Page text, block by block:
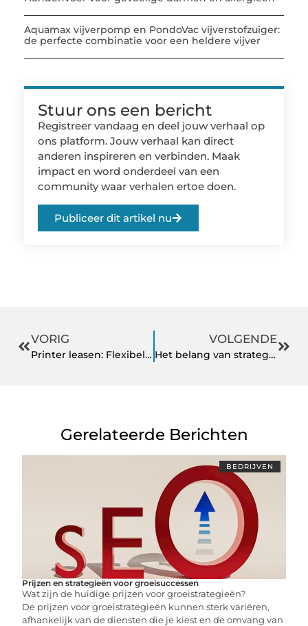
Aquamax vijverpomp en PondoVac vijverstofzuiger:
de perfecte combinatie voor een heldere vijver
Stuur ons een bericht
Registreer vandaag en deel jouw verhaal op
ons platform. Jouw verhaal kan direct
anderen inspireren en verbinden. Maak
impact en word onderdeel van een
community waar verhalen ertoe doen.
Publiceer dit artikel nu
VORIG
Printer leasen: Flexibele opties bij Wijverhurenprinters
VOLGENDE
Het belang van strategisch financieel beheer in moderne bedrijven
Gerelateerde Berichten
BEDRIJVEN
Prijzen en strategieën voor groeisuccessen
Wat zijn de huidige prijzen voor groeistrategieën?
De prijzen voor groeistrategieën kunnen sterk variëren,
afhankelijk van de diensten die je kiest en de omvang van